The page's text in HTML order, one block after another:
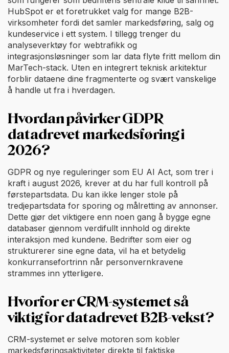
HubSpot er et foretrukket valg for mange B2B-
virksomheter fordi det samler markedsføring, salg og
kundeservice i ett system. I tillegg trenger du
analyseverktøy for webtrafikk og
integrasjonsløsninger som lar data flyte fritt mellom din
MarTech-stack. Uten en integrert teknisk arkitektur
forblir dataene dine fragmenterte og svært vanskelige
å handle ut fra i hverdagen.
Hvordan påvirker GDPR
datadrevet markedsføring i
2026?
GDPR og nye reguleringer som EU AI Act, som trer i
kraft i august 2026, krever at du har full kontroll på
førstepartsdata. Du kan ikke lenger stole på
tredjepartsdata for sporing og målretting av annonser.
Dette gjør det viktigere enn noen gang å bygge egne
databaser gjennom verdifullt innhold og direkte
interaksjon med kundene. Bedrifter som eier og
strukturerer sine egne data, vil ha et betydelig
konkurransefortrinn når personvernkravene
strammes inn ytterligere.
Hvorfor er CRM-systemet så
viktig for datadrevet B2B-vekst?
CRM-systemet er selve motoren som kobler
markedsføringsaktiviteter direkte til faktiske